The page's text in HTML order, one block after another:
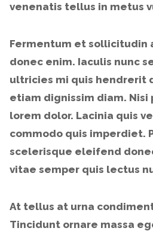
venenatis tellus in metus
Fermentum et sollicitudin
donec enim. Iaculis nunc
ultricies mi quis hendrerit
etiam dignissim diam.
lorem dolor. Lacinia quis
commodo quis imperdiet.
scelerisque eleifend
vitae semper quis lectus
At tellus at urna
Tincidunt ornare massa